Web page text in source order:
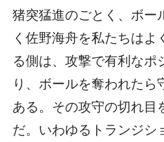
猪突猛進のごとく、ボー
く佐野海舟を私たちはよ
る側は、攻撃で有利なポ
り、ボールを奪われたら
ある。その攻守の切れ目
だ。いわゆるトランジシ